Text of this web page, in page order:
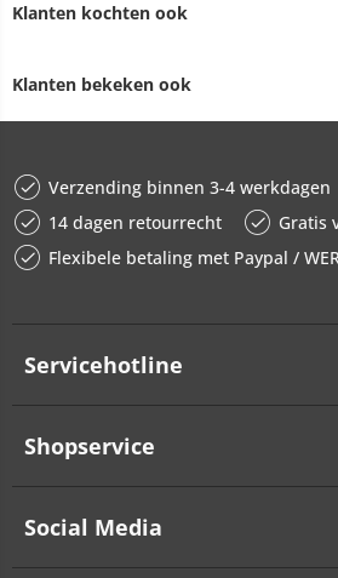
Klanten kochten ook
Klanten bekeken ook
Verzending binnen 3-4 werkdagen
14 dagen retourrecht
Gratis
Flexibele betaling met Paypal /
Servicehotline
Shopservice
Social Media